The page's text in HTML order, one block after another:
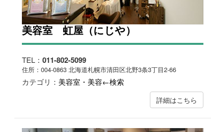
美容室 虹屋（にじや）
TEL： 011-802-5099
住所：004-0863 北海道札幌市清田区北野3条3丁目2-66
カテゴリ： 美容室・美容←検索
詳細はこちら